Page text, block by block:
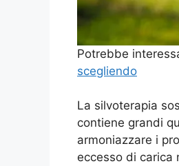
Potrebbe
scegliendo
La silvoterapia
contiene grandi
armoniazzare i
eccesso di carica